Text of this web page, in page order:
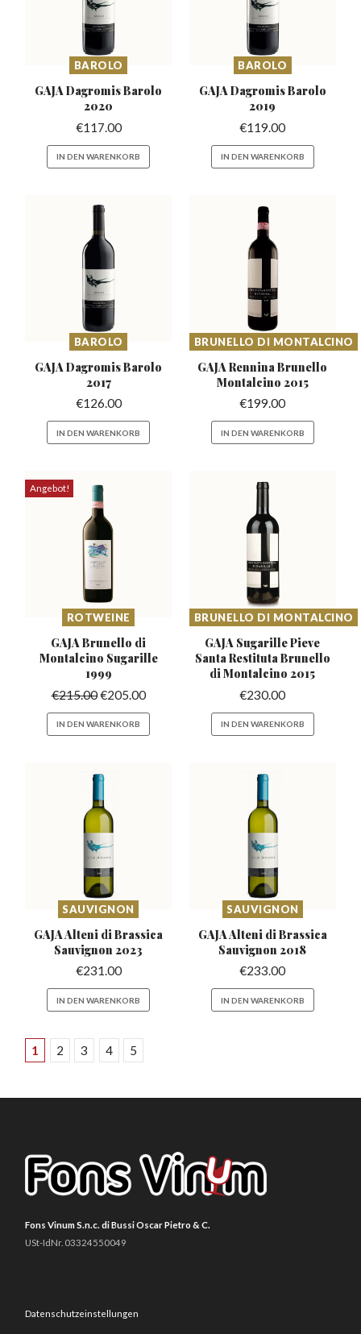
BAROLO
GAJA DagromisBarolo
2020
€117.00
IN DEN WARENKORB
BAROLO
GAJA DagromisBarolo
2019
€119.00
IN DEN WARENKORB
BAROLO
GAJA DagromisBarolo
2017
€126.00
IN DEN WARENKORB
BRUNELLO DI MONTALCINO
GAJA Rennina Brunello
Montalcino 2015
€199.00
IN DEN WARENKORB
Angebot!
ROTWEINE
GAJA Brunello di
Montalcino Sugarille
1999
€215.00€205.00
IN DEN WARENKORB
BRUNELLO DI MONTALCINO
GAJA Sugarille Pieve
Santa Restituta Brunello
di Montalcino 2015
€230.00
IN DEN WARENKORB
SAUVIGNON
GAJA Alteni di Brassica
Sauvignon 2023
€231.00
IN DEN WARENKORB
SAUVIGNON
GAJA Alteni di Brassica
Sauvignon 2018
€233.00
IN DEN WARENKORB
1 2 3 4 5
Fons Vinum S.n.c. di Bussi Oscar Pietro & C.
USt-IdNr. 03324550049
Datenschutzeinstellungen